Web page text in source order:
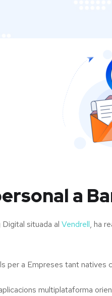
a
situada al Vendrell, ha
per a Empreses tant natives
multiplataforma